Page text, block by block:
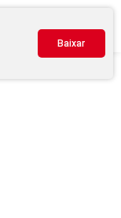
Baixar